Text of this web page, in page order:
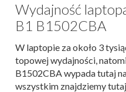
Wydajność
B1 B1502CBA
W laptopie za około 3
topowej wydajności,
B1502CBA wypada tutaj
wszystkim znajdziemy